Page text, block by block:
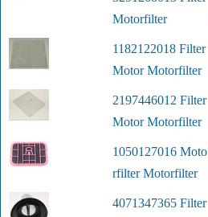
Motorfilter
1182122018 Filter
Motor Motorfilter
2197446012 Filter
Motor Motorfilter
1050127016 Moto
rfilter Motorfilter
4071347365 Filter